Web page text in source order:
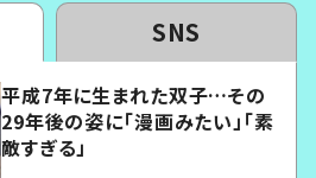
SNS
平成7年に生まれた双子…その
29年後の姿に「漫画みたい」「素
敵すぎる」